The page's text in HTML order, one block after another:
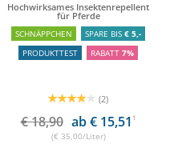
Hochwirksames Insektenrepellent
für Pferde
SCHNÄPPCHEN SPARE BIS € 5,-
PRODUKTTEST
RABATT 7%
(2)
€ 18,90 ab € 15,51 1
(€ 35,00/Liter)